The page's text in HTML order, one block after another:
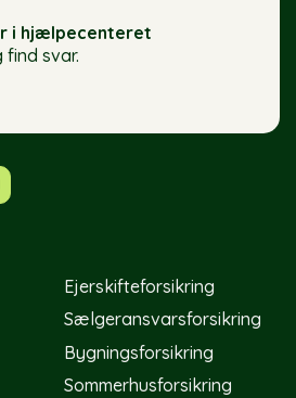
i hjælpecenteret
find svar.
Ejerskifteforsikring
Sælgeransvarsforsikring
Bygningsforsikring
Sommerhusforsikring